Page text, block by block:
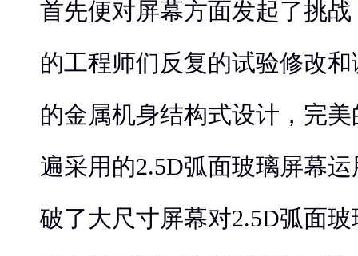
首先便对屏幕方面发起了挑
的工程师们反复的试验修改
的金属机身结构式设计，完
遍采用的2.5D弧面玻璃屏幕
破了大尺寸屏幕对2.5D弧面